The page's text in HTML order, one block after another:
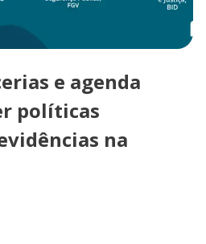
e agenda
políticas
na